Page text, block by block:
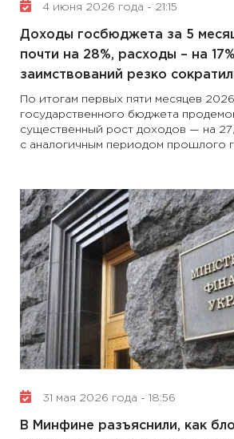
4 июня 2026 года - 21:15
Доходы госбюджета за 5
почти на 28%, расходы – на
заимствований резко
По итогам первых пяти месяцев
государственного бюджета
существенный рост доходов — на
с аналогичным периодом прошлого
31 мая 2026 года - 18:56
В Минфине разъяснили, как